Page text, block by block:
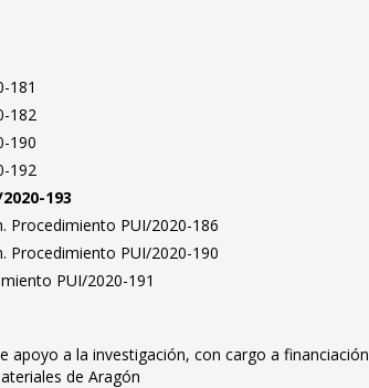
181
182
190
192
193
Procedimiento PUI/2020-186
Procedimiento PUI/2020-190
PUI/2020-191
apoyo a la investigación, con cargo a financiación
de Aragón